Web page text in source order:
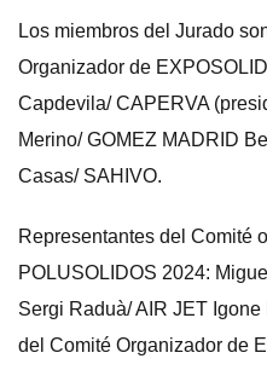
Los miembros del Jurado
Organizador de
Capdevila/ CAPERVA
Merino/ GOMEZ MADRID
Casas/ SAHIVO.
Representantes del Comité
POLUSOLIDOS 2024:
Sergi Raduà/ AIR JET
del Comité Organizador de